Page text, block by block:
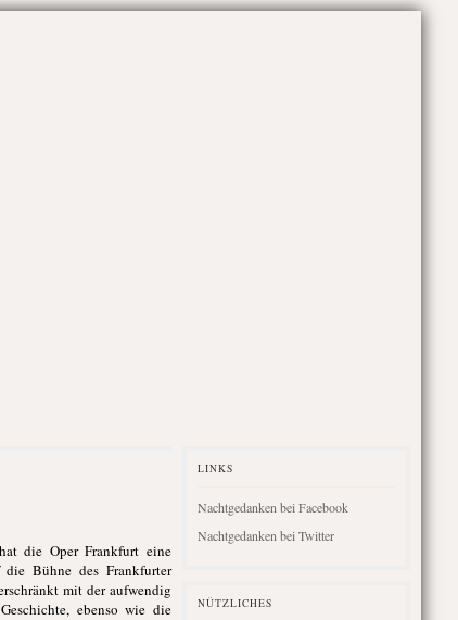
die Oper Frankfurt eine
die Bühne des Frankfurter
mit der aufwendig
ebenso wie die
LINKS
Nachtgedanken bei Facebook
Nachtgedanken bei Twitter
NÜTZLICHES